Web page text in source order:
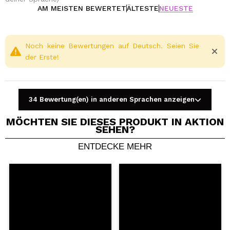
AM MEISTEN BEWERTETÄLTESTENEUESTE
Ein Video oder Foto teilen
Dein Video könnte das erste sein. Stell es dir vor...
Noch keine Bewertungen auf Deutsch. Seien Sie
der Erste!
34 Bewertung(en) in anderen Sprachen anzeigen
MÖCHTEN SIE DIESES PRODUKT IN AKTION
SEHEN?
ENTDECKE MEHR